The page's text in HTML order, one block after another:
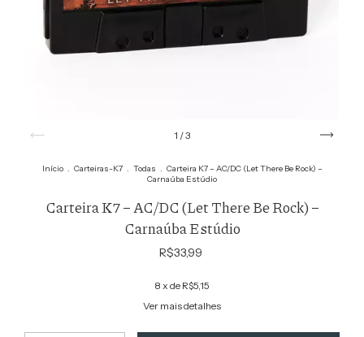
1 /3
Início . Carteiras-K7 . Todas . Carteira K7 – AC/DC (Let There Be Rock) –
Carnaúba Estúdio
Carteira K7 – AC/DC (Let There Be Rock) –
Carnaúba Estúdio
R$33,99
8 x de R$5,15
Ver mais detalhes